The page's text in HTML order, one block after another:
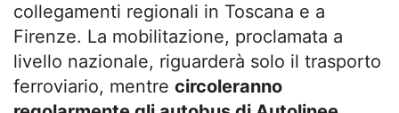
collegamenti regionali in Toscana e a
Firenze. La mobilitazione, proclamata a
livello nazionale, riguarderà solo il trasporto
ferroviario, mentre circoleranno